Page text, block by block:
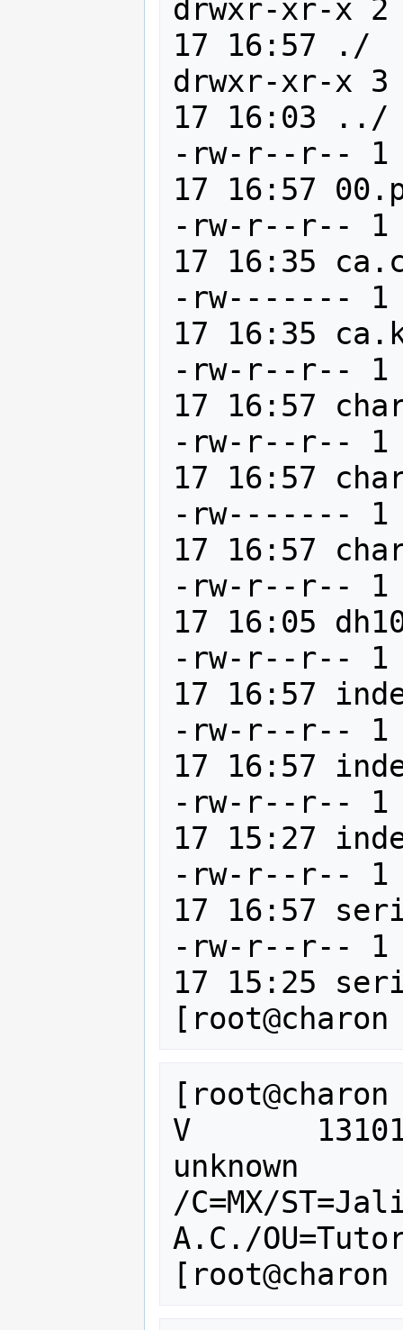
drwxr-xr-x 2
17 16:57 ./
drwxr-xr-x 3
17 16:03 ../
-rw-r--r-- 1
17 16:57
-rw-r--r-- 1
17 16:35
-rw------- 1
17 16:35
-rw-r--r-- 1
17 16:57
-rw-r--r-- 1
17 16:57
-rw------- 1
17 16:57
-rw-r--r-- 1
17 16:05
-rw-r--r-- 1
17 16:57
-rw-r--r-- 1
17 16:57
-rw-r--r-- 1
17 15:27
-rw-r--r-- 1
17 16:57
-rw-r--r-- 1
17 15:25
V	131017215727Z		00
unknown
/C=MX/
A.C./